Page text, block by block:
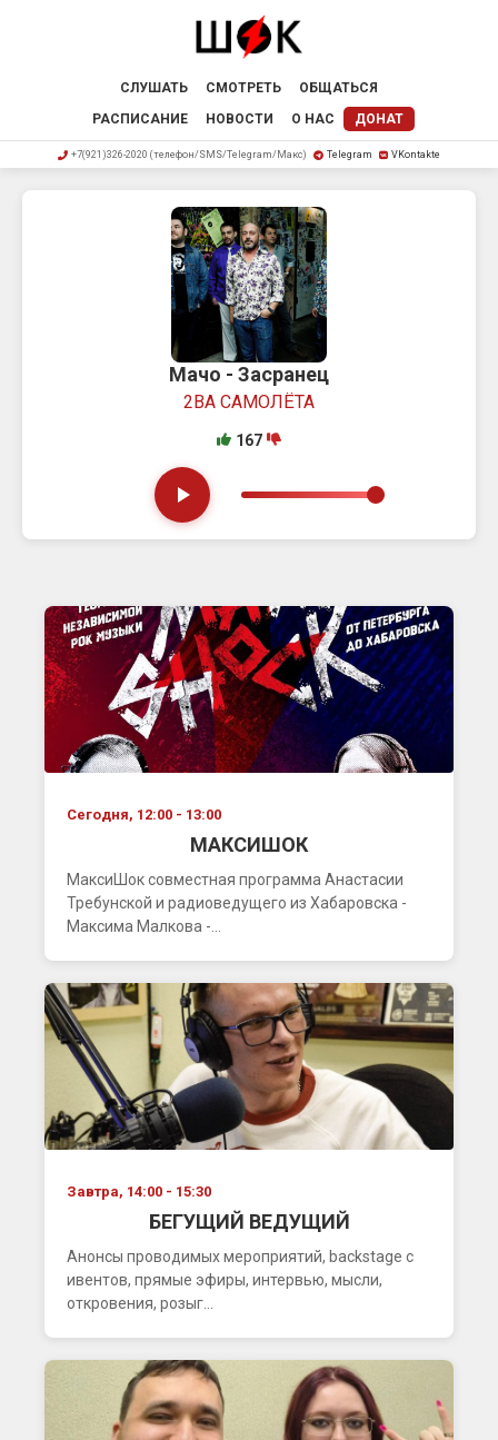
СЛУШАТЬ СМОТРЕТЬ
ОБЩАТЬСЯ
РАСПИСАНИЕ
НОВОСТИ О НАС ДОНАТ
+7(921)326-2020 (телефон/SMS/Telegram/Макс) Telegram VKontakte
Мачо - Засранец
2ВА САМОЛЁТА
167
Сегодня, 12:00 - 13:00
МАКСИШОК
МаксиШок совместная программа Анастасии
Требунской и радиоведущего из Хабаровска -
Максима Малкова -...
Завтра, 14:00 - 15:30
БЕГУЩИЙ ВЕДУЩИЙ
Анонсы проводимых мероприятий, backstage с
ивентов, прямые эфиры, интервью, мысли,
откровения, розыг...